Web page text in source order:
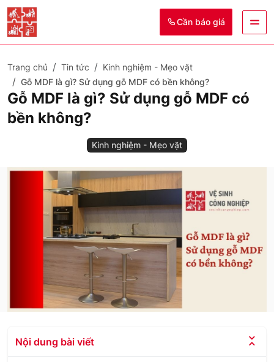
Cần báo giá
Trang chủ Tin tức
Kinh nghiệm - Mẹo vặt
Gỗ MDF là gì? Sử dụng gỗ MDF có bền không?
Gỗ MDF là gì? Sử dụng gỗ MDF có
bền không?
Kinh nghiệm - Mẹo vặt
Nội dung bài viết